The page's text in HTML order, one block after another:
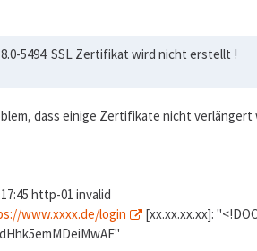
5494: SSL Zertifikat wird nicht erstellt !
dass einige Zertifikate nicht verlängert
http-01 invalid
www.xxxx.de/login
[xx.xx.xx.xx]: